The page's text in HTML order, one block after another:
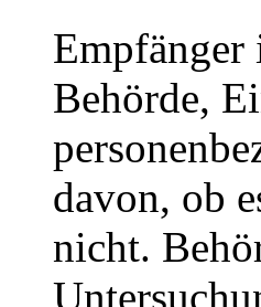
Empfänger
Behörde,
davon, ob
nicht.